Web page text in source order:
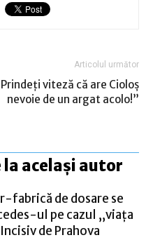
Articolul următor
viteză că are Cioloş
nevoie de un argat acolo!”
la același autor
fabrică de dosare se
ul pe cazul „viața
de Prahova